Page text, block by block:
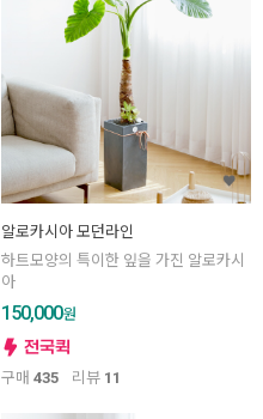
알로카시아 모던라인
하트모양의 특이한 잎을 가진 알로카시
아
150,000원
구매 435 리뷰 11